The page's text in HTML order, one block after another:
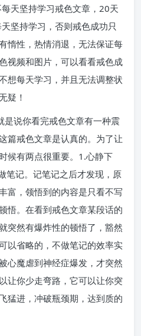
天坚持学习戒色文章，20天
坚持学习，否则戒色成功只
惰性，热情消退，无法保证每
视频和图片，可以看看戒色成
想每天学习，并且无法调整状
疑！
是说你看完戒色文章有一种震
篇戒色文章是认真的。为了让
候有两点很重要。1.心静下
笔记。记笔记之后才发现，原
富，领悟到的内容是只看不写
悟。在看到戒色文章某段话的
突然有爆炸性的顿悟了，豁然
以省略的，不做笔记的效率实
心魔虐到神经症爆发，才突然
让你少走弯路，它可以让你突
猛进，冲破瓶颈期，达到质的